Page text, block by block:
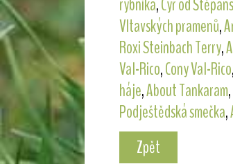
Vltavských pramenů,
Roxi Steinbach Terry,
Val-Rico,Cony Val-Rico,
háje,About Tankaram,
Podještědská smečka,
Zpět